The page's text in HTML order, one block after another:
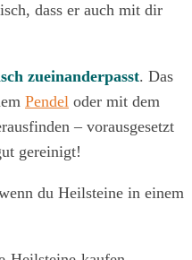
dass er auch mit dir
zueinanderpasst. Das
Pendel oder mit dem
– vorausgesetzt
gereinigt!
du Heilsteine in einem